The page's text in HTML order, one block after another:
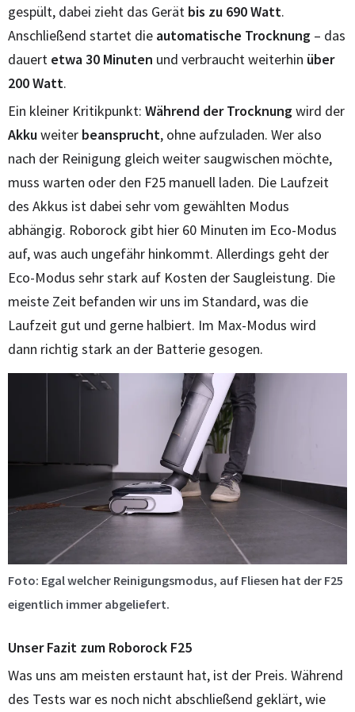
gespült, dabei zieht das Gerät bis zu 690 Watt.
Anschließend startet die automatische Trocknung – das
dauert etwa 30 Minuten und verbraucht weiterhin über
200 Watt.
Ein kleiner Kritikpunkt: Während der Trocknungwird der
Akkuweiter beansprucht, ohne aufzuladen. Wer also
nach der Reinigung gleich weiter saugwischen möchte,
muss warten oder den F25 manuell laden. Die Laufzeit
des Akkus ist dabei sehr vom gewählten Modus
abhängig. Roborock gibt hier 60 Minuten im Eco-Modus
auf, was auch ungefähr hinkommt. Allerdings geht der
Eco-Modus sehr stark auf Kosten der Saugleistung. Die
meiste Zeit befanden wir uns im Standard, was die
Laufzeit gut und gerne halbiert. Im Max-Modus wird
dann richtig stark an der Batterie gesogen.
Foto: Egal welcher Reinigungsmodus, auf Fliesen hat der F25
eigentlich immer abgeliefert.
Unser Fazit zum Roborock F25
Was uns am meisten erstaunt hat, ist der Preis. Während
des Tests war es noch nicht abschließend geklärt, wie